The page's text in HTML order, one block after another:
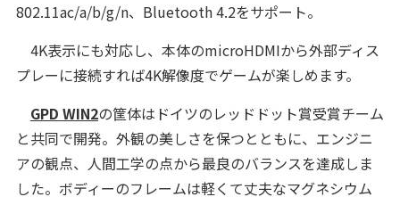
802.11ac/a/b/g/n、Bluetooth 4.2をサポート。
4K表示にも対応し、本体のmicroHDMIから外部ディス
プレーに接続すれば4K解像度でゲームが楽しめます。
GPD WIN2の筐体はドイツのレッドドット賞受賞チーム
と共同で開発。外観の美しさを保つとともに、エンジニ
アの観点、人間工学の点から最良のバランスを達成しま
した。ボディーのフレームは軽くて丈夫なマグネシウム